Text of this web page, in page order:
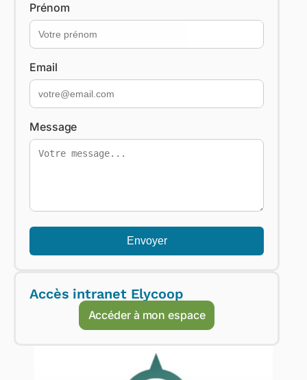
Prénom
Email
Message
Envoyer
Accès intranet Elycoop
Accéder à mon espace